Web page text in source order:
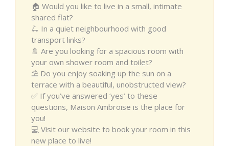
🏠 Would you like to live in a small, intimate
shared flat?
🛴 In a quiet neighbourhood with good
transport links?
🚿 Are you looking for a spacious room with
your own shower room and toilet?
⛱ Do you enjoy soaking up the sun on a
terrace with a beautiful, unobstructed view?
✅ If you’ve answered ‘yes’ to these
questions, Maison Ambroise is the place for
you!
💻 Visit our website to book your room in this
new place to live!